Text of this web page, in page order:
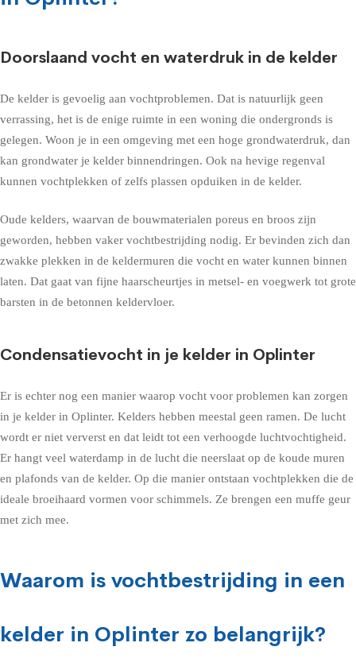
Doorslaand vocht en waterdruk in de kelder
De kelder is gevoelig aan vochtproblemen. Dat is natuurlijk geen
verrassing, het is de enige ruimte in een woning die ondergronds is
gelegen. Woon je in een omgeving met een hoge grondwaterdruk, dan
kan grondwater je kelder binnendringen. Ook na hevige regenval
kunnen vochtplekken of zelfs plassen opduiken in de kelder.
Oude kelders, waarvan de bouwmaterialen poreus en broos zijn
geworden, hebben vaker vochtbestrijding nodig. Er bevinden zich dan
zwakke plekken in de keldermuren die vocht en water kunnen binnen
laten. Dat gaat van fijne haarscheurtjes in metsel- en voegwerk tot grote
barsten in de betonnen keldervloer.
Condensatievocht in je kelder in Oplinter
Er is echter nog een manier waarop vocht voor problemen kan zorgen
in je kelder in Oplinter. Kelders hebben meestal geen ramen. De lucht
wordt er niet ververst en dat leidt tot een verhoogde luchtvochtigheid.
Er hangt veel waterdamp in de lucht die neerslaat op de koude muren
en plafonds van de kelder. Op die manier ontstaan vochtplekken die de
ideale broeihaard vormen voor schimmels. Ze brengen een muffe geur
met zich mee.
Waarom is vochtbestrijding in een
kelder in Oplinter zo belangrijk?